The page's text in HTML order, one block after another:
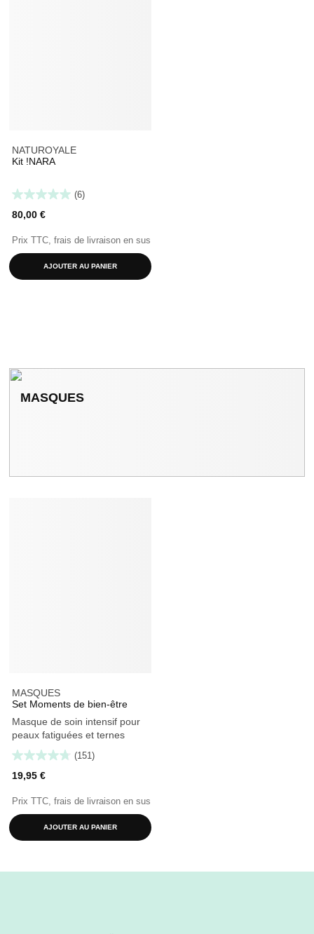
NATUROYALE
Kit !NARA
(6)
80,00 €
Prix TTC, frais de livraison en sus
AJOUTER AU PANIER
MASQUES
MASQUES
Set Moments de bien-être
Masque de soin intensif pour
peaux fatiguées et ternes
(151)
19,95 €
Prix TTC, frais de livraison en sus
AJOUTER AU PANIER